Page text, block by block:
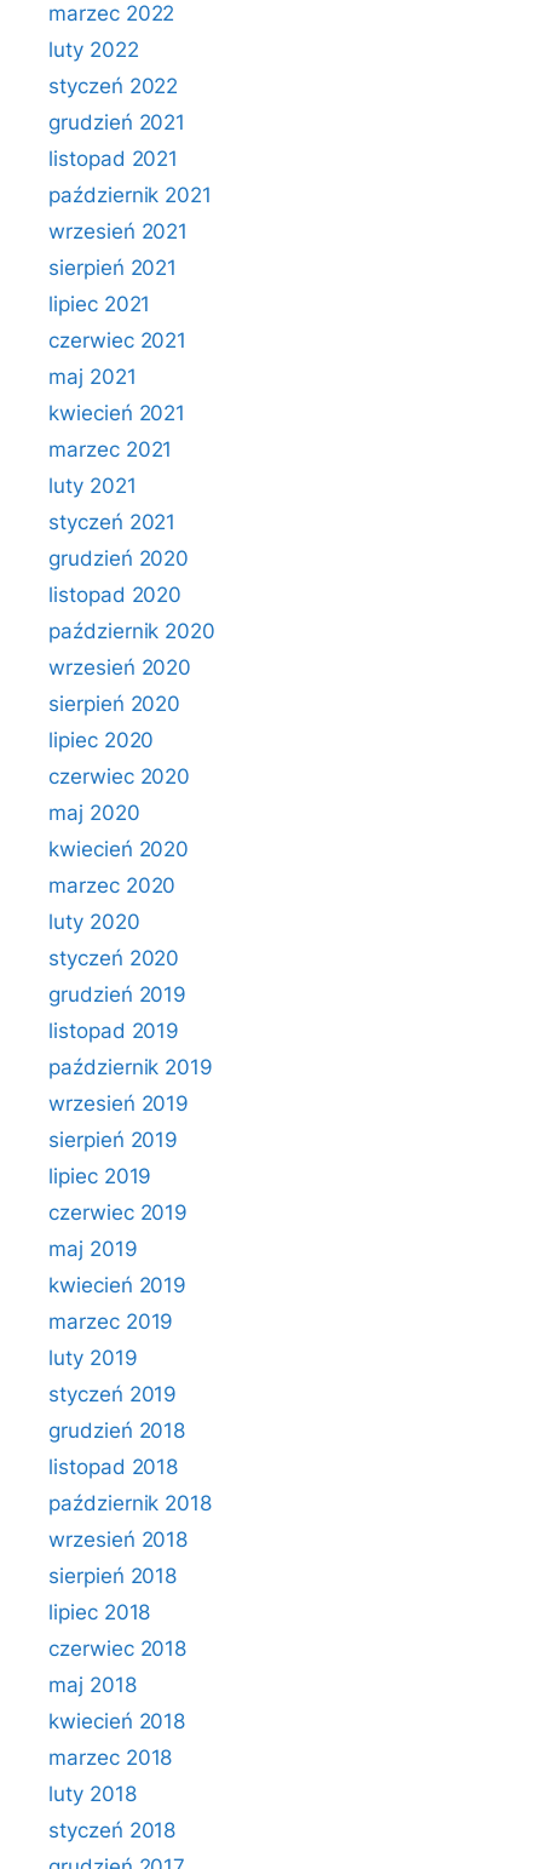
marzec 2022
luty 2022
styczeń 2022
grudzień 2021
listopad 2021
październik 2021
wrzesień 2021
sierpień 2021
lipiec 2021
czerwiec 2021
maj 2021
kwiecień 2021
marzec 2021
luty 2021
styczeń 2021
grudzień 2020
listopad 2020
październik 2020
wrzesień 2020
sierpień 2020
lipiec 2020
czerwiec 2020
maj 2020
kwiecień 2020
marzec 2020
luty 2020
styczeń 2020
grudzień 2019
listopad 2019
październik 2019
wrzesień 2019
sierpień 2019
lipiec 2019
czerwiec 2019
maj 2019
kwiecień 2019
marzec 2019
luty 2019
styczeń 2019
grudzień 2018
listopad 2018
październik 2018
wrzesień 2018
sierpień 2018
lipiec 2018
czerwiec 2018
maj 2018
kwiecień 2018
marzec 2018
luty 2018
styczeń 2018